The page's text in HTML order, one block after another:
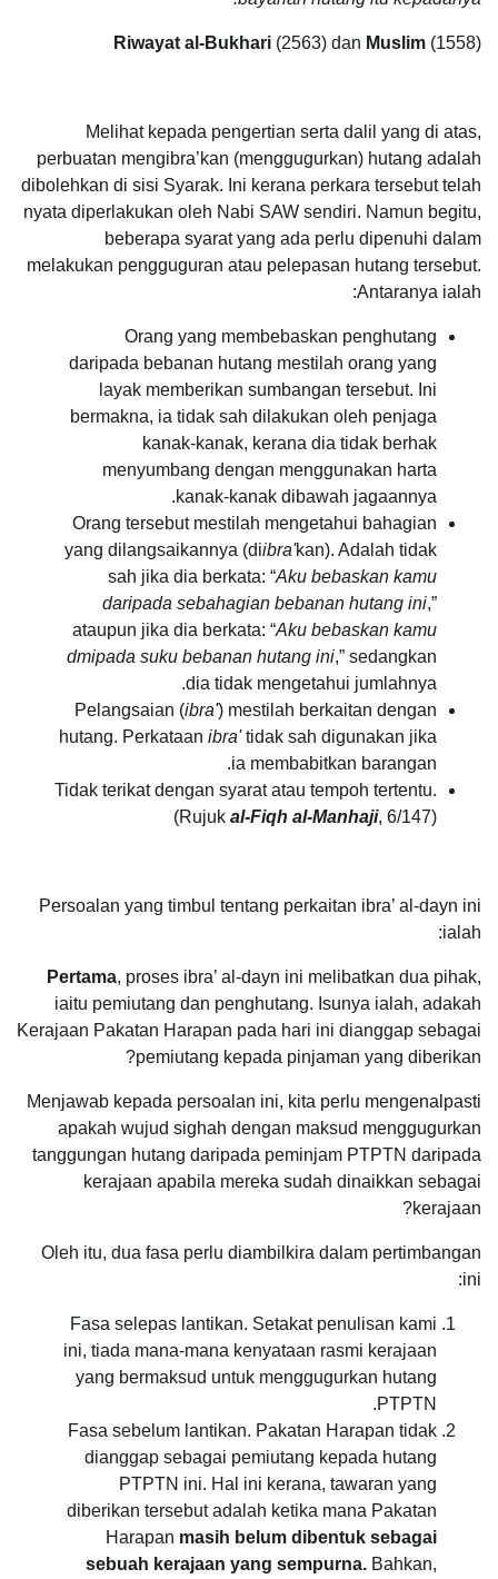
Riwayat al-Bukhari (2563) dan Muslim (1558)
Melihat kepada pengertian serta dalil yang di atas,
perbuatan mengibra’kan (menggugurkan) hutang adalah
dibolehkan di sisi Syarak. Ini kerana perkara tersebut telah
nyata diperlakukan oleh Nabi SAW sendiri. Namun begitu,
beberapa syarat yang ada perlu dipenuhi dalam
melakukan pengguguran atau pelepasan hutang tersebut.
Antaranya ialah:
Orang yang membebaskan penghutang
daripada bebanan hutang mestilah orang yang
layak memberikan sumbangan tersebut. Ini
bermakna, ia tidak sah dilakukan oleh penjaga
kanak-kanak, kerana dia tidak berhak
menyumbang dengan menggunakan harta
kanak-kanak dibawah jagaannya.
Orang tersebut mestilah mengetahui bahagian
yang dilangsaikannya (diibra'kan). Adalah tidak
sah jika dia berkata: “Aku bebaskan kamu
daripada sebahagian bebanan hutang ini,”
ataupun jika dia berkata: “Aku bebaskan kamu
dmipada suku bebanan hutang ini,” sedangkan
dia tidak mengetahui jumlahnya.
Pelangsaian (ibra') mestilah berkaitan dengan
hutang. Perkataan ibra'tidak sah digunakan jika
ia membabitkan barangan.
Tidak terikat dengan syarat atau tempoh tertentu.
(Rujuk al-Fiqh al-Manhaji, 6/147)
Persoalan yang timbul tentang perkaitan ibra’ al-dayn ini
ialah:
Pertama, proses ibra’ al-dayn ini melibatkan dua pihak,
iaitu pemiutang dan penghutang. Isunya ialah, adakah
Kerajaan Pakatan Harapan pada hari ini dianggap sebagai
pemiutang kepada pinjaman yang diberikan?
Menjawab kepada persoalan ini, kita perlu mengenalpasti
apakah wujud sighah dengan maksud menggugurkan
tanggungan hutang daripada peminjam PTPTN daripada
kerajaan apabila mereka sudah dinaikkan sebagai
kerajaan?
Oleh itu, dua fasa perlu diambilkira dalam pertimbangan
ini:
Fasa selepas lantikan. Setakat penulisan kami
ini, tiada mana-mana kenyataan rasmi kerajaan
yang bermaksud untuk menggugurkan hutang
PTPTN.
Fasa sebelum lantikan. Pakatan Harapan tidak
dianggap sebagai pemiutang kepada hutang
PTPTN ini. Hal ini kerana, tawaran yang
diberikan tersebut adalah ketika mana Pakatan
Harapan masih belum dibentuk sebagai
sebuah kerajaan yang sempurna. Bahkan,